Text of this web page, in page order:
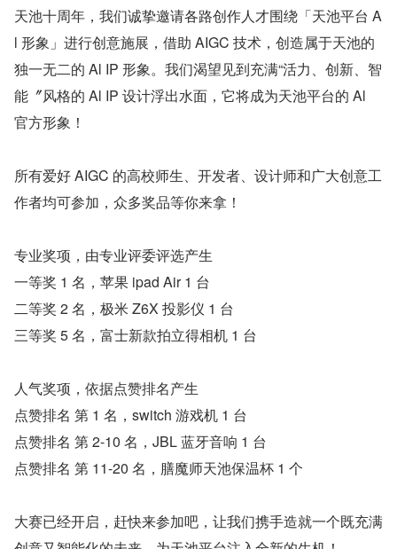
天池十周年，我们诚挚邀请各路创作人才围绕「天池平台 A
l 形象」进行创意施展，借助 AIGC 技术，创造属于天池的
独一无二的 Al IP 形象。我们渴望见到充满“活力、创新、智
能〞风格的 Al IP 设计浮出水面，它将成为天池平台的 Al
官方形象！
所有爱好 AIGC 的高校师生、开发者、设计师和广大创意工
作者均可参加，众多奖品等你来拿！
专业奖项，由专业评委评选产生
一等奖 1 名，苹果 ipad Air 1 台
二等奖 2 名，极米 Z6X 投影仪 1 台
三等奖 5 名，富士新款拍立得相机 1 台
人气奖项，依据点赞排名产生
点赞排名 第 1 名，switch 游戏机 1 台
点赞排名 第 2-10 名，JBL 蓝牙音响 1 台
点赞排名 第 11-20 名，膳魔师天池保温杯 1 个
大赛已经开启，赶快来参加吧，让我们携手造就一个既充满